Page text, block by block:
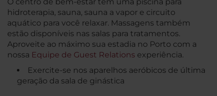
hidroterapia, sauna, sauna a vapor e circuito
aquático para você relaxar. Massagens também
estão disponíveis nas salas para tratamentos.
Aproveite ao máximo sua estadia no Porto com a
nossa Equipe de Guest Relations experiência.
Exercite-se nos aparelhos aeróbicos de última
geração da sala de ginástica